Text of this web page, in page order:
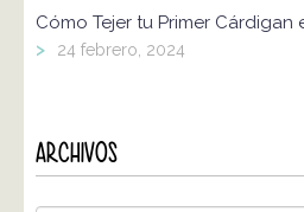
Cómo Tejer tu Primer Cárdigan
> 24 febrero, 2024
ARCHIVOS